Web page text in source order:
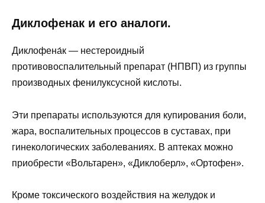
Диклофенак и его аналоги.
Диклофена́к — нестероидный
противовоспалительный препарат (НПВП) из группы
производных фенилуксусной кислоты.
Эти препараты используются для купирования боли,
жара, воспалительных процессов в суставах, при
гинекологических заболеваниях. В аптеках можно
приобрести «Вольтарен», «Диклоберл», «Ортофен».
Кроме токсического воздействия на желудок и